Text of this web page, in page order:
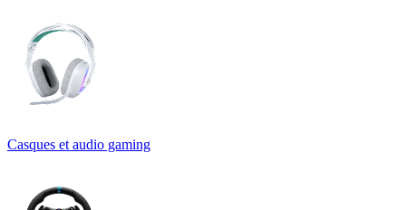
Casques et audio gaming